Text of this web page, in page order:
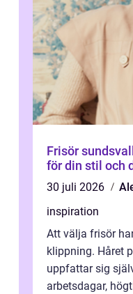
Frisör sundsvall så hittar du rätt salong
för din stil och
30 juli 2026
inspiration
Att välja frisör
klippning. Håret
uppfattar sig
arbetsdagar,